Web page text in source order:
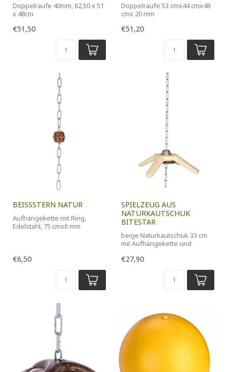
Doppelraufe 40mm, 62,50 x 51
x 48cm
€51,50
Doppelraufe 53 cmx44 cmx48
cmx 20 mm
€51,20
BEISSSTERN NATUR
Aufhängekette mit Ring,
Edelstahl, 75 cmx6 mm
€6,50
SPIELZEUG AUS
NATURKAUTSCHUK
BITESTAR
beige Naturkautschuk 33 cm
mit Aufhängekette und
€27,90